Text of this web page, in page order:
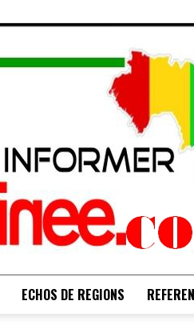
ECHOS DE REGIONS